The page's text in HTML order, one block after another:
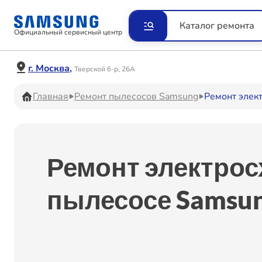
Официальный сервисный центр
Каталог ремонта
г. Москва, Тверской б-р, 26А
Главная Ремонт пылесосов Samsung Ремонт
Ремонт
пылесосе
Ремонт Видеокамер
Ремонт Наушников
Ремонт Холодильников